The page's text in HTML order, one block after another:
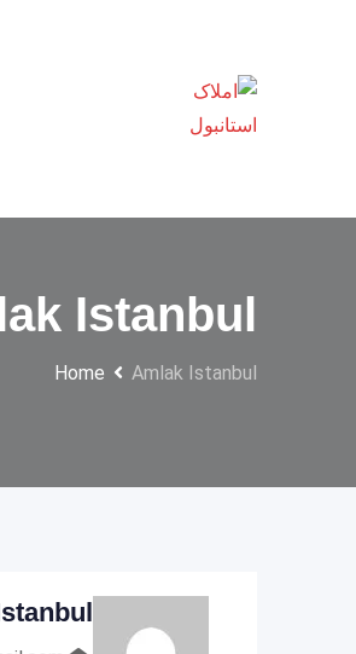
Istanbul
Home Amlak Istanbul